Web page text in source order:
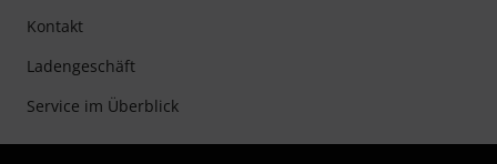
Kontakt
Ladengeschäft
Service im Überblick